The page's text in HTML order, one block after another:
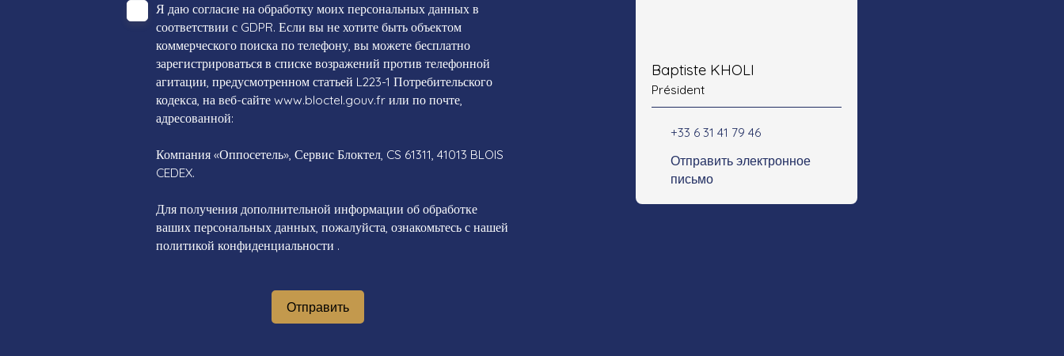
Я даю согласие на обработку моих персональных данных в
соответствии с GDPR. Если вы не хотите быть объектом
коммерческого поиска по телефону, вы можете бесплатно
зарегистрироваться в списке возражений против телефонной
агитации, предусмотренном статьей L223-1 Потребительского
кодекса, на веб-сайте www.bloctel.gouv.fr или по почте,
адресованной:
Компания «Оппосетель», Сервис Блоктел, CS 61311, 41013 BLOIS
CEDEX.
Для получения дополнительной информации об обработке
ваших персональных данных, пожалуйста, ознакомьтесь с нашей
политикой конфиденциальности .
Отправить
Baptiste KHOLI
Président
+33 6 31 41 79 46
Отправить электронное
письмо